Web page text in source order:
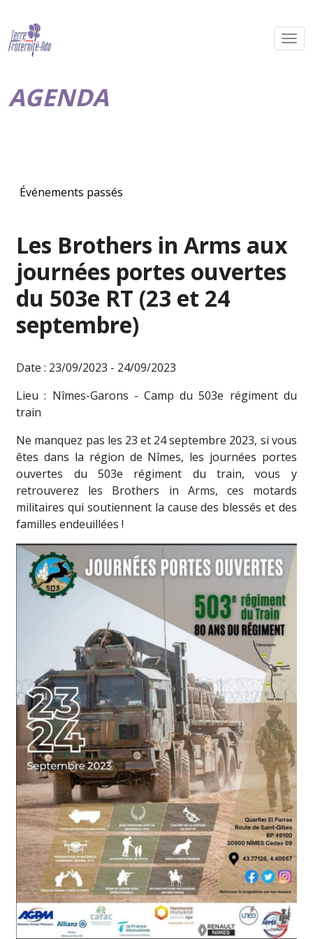
AGENDA
Événements passés
Les Brothers in Arms aux
journées portes ouvertes
du 503e RT (23 et 24
septembre)
Date : 23/09/2023 - 24/09/2023
Lieu : Nîmes-Garons - Camp du 503e régiment du
train
Ne manquez pas les 23 et 24 septembre 2023, si vous
êtes dans la région de Nîmes, les journées portes
ouvertes du 503e régiment du train, vous y
retrouverez les Brothers in Arms, ces motards
militaires qui soutiennent la cause des blessés et des
familles endeuillées !